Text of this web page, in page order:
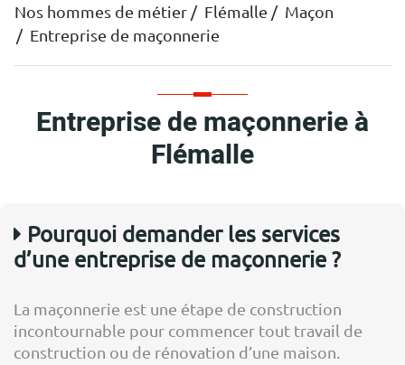
Nos hommes de métier Flémalle
Maçon
Entreprise de maçonnerie
Entreprise de maçonnerie à
Flémalle
Pourquoi demander les services
d’une entreprise de maçonnerie ?
La maçonnerie est une étape de construction
incontournable pour commencer tout travail de
construction ou de rénovation d’une maison.